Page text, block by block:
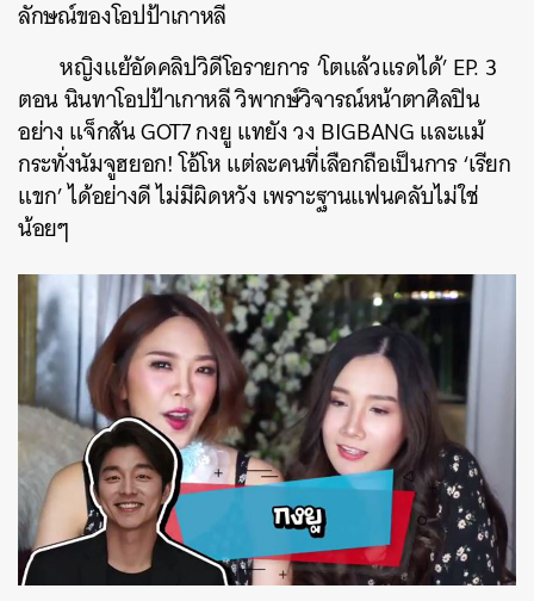
ลักษณ์ของโอปป้าเกาหลี
หญิงแย้อัดคลิปวิดีโอรายการ ‘โตแล้วแรดได้’ EP. 3
ตอน นินทาโอปป้าเกาหลี วิพากษ์วิจารณ์หน้าตาศิลปิน
อย่าง แจ็กสัน GOT7 กงยู แทยัง วง BIGBANG และแม้
กระทั่งนัมจูฮยอก! โอ้โห แต่ละคนที่เลือกถือเป็นการ ‘เรียก
แขก’ ได้อย่างดี ไม่มีผิดหวัง เพราะฐานแฟนคลับไม่ใช่
น้อยๆ